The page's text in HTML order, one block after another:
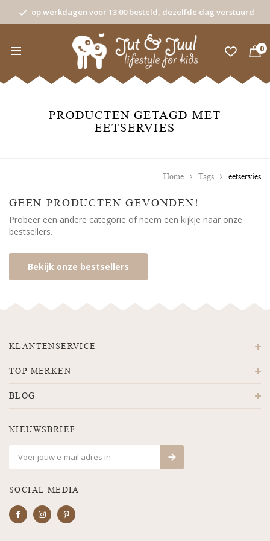
op werkdagen voor 13:00 besteld, dezelfde dag verstuurd
0
PRODUCTEN GETAGD MET
EETSERVIES
Home Tags eetservies
GEEN PRODUCTEN GEVONDEN!
Probeer een andere categorie of neem een kijkje naar onze
bestsellers.
Bekijk onze bestsellers
KLANTENSERVICE
TOP MERKEN
BLOG
NIEUWSBRIEF
SOCIAL MEDIA